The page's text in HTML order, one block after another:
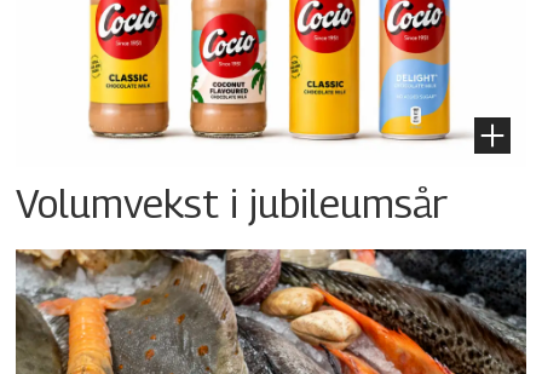
Volumvekst i jubileumsår